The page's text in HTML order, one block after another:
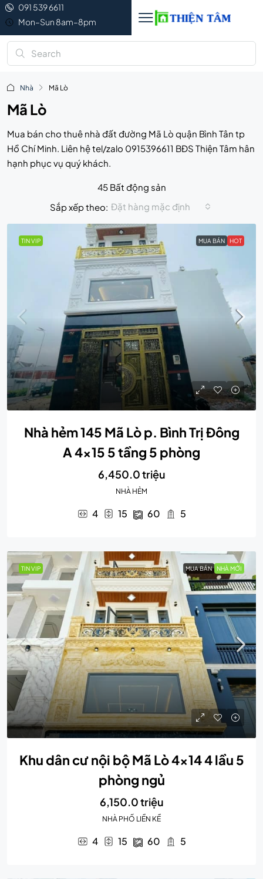
091 539 6611
Mon–Sun 8am–8pm
Nhà Mã Lò
Mã Lò
Mua bán cho thuê nhà đất đường Mã Lò quận Bình Tân tp
Hồ Chí Minh. Liên hệ tel/zalo 0915396611 BĐS Thiện Tâm hân
hạnh phục vụ quý khách.
45 Bất động sản
Sắp xếp theo: Đặt hàng mặc định
TIN VIP MUA BÁN HOT
Nhà hẻm 145 Mã Lò p. Bình Trị Đông
A 4×15 5 tầng 5 phòng
6,450.0 triệu
NHÀ HẺM
4 15 60 5
TIN VIP MUA BÁN NHÀ MỚI
Khu dân cư nội bộ Mã Lò 4×14 4 lầu 5
phòng ngủ
6,150.0 triệu
NHÀ PHỐ LIỀN KỀ
4 15 60 5